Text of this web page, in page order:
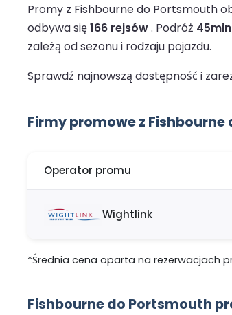
Promy z Fishbourne do Portsmouth
odbywa się166 rejsów. Podróż 45min
zależą od sezonu i rodzaju pojazdu.
Sprawdź najnowszą dostępność i
Firmy promowe z
Operator promu
Wightlink
*Średnia cena oparta na rezerwacjach
Fishbourne do Portsmouth